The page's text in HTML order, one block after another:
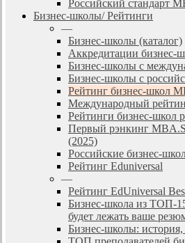
Российский стандарт
Бизнес-школы/ Рейтинги
—
Бизнес-школы (каталог)
Аккредитации бизнес-
Бизнес-школы с
Бизнес-школы с
Рейтинг бизнес-школ
Международный
Рейтинги бизнес-школ
Первый рэнкинг
(2025)
Российские бизнес-
Рейтинг Eduniversal
—
Рейтинг EdUniversal
Бизнес-школа из ТОП-
будет лежать ваше
Бизнес-школы: